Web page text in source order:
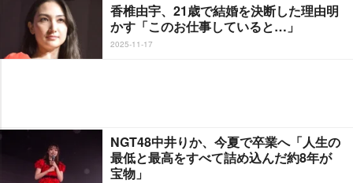
香椎由宇、21歳で結婚を決断した理由明
かす「このお仕事していると…」
2025-11-17
NGT48中井りか、今夏で卒業へ「人生の
最低と最高をすべて詰め込んだ約8年が
宝物」